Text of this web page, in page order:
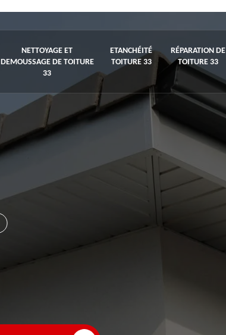
NETTOYAGE ET
DEMOUSSAGE DE TOITURE
33
ETANCHÉITÉ
TOITURE 33
RÉPARATION DE
TOITURE 33